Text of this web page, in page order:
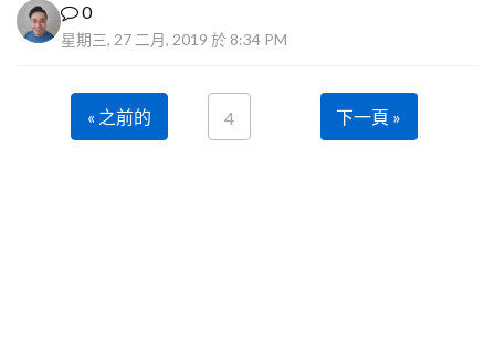
0
星期三, 27 二月, 2019 於 8:34 PM
« 之前的 4 下一頁 »